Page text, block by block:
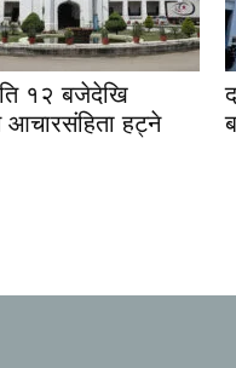
१२ बजेदेखि
आचारसंहिता हट्ने